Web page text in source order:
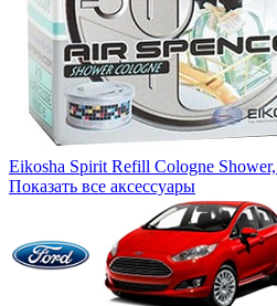
Eikosha Spirit Refill Cologne
Показать все аксессуары